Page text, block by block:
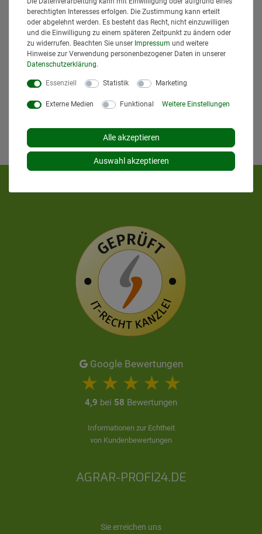
denVersandinformationen.
KUNDENMEINUNGEN
Google Bewertungen
4,9 bei 58 Bewertungen
Informationen zur Echtheit
von Kundenbewertungen
AGRAR-PROFI24.DE
Sie erreichen uns
berechtigten Interesses erfolgen. Die Zustimmung kann erteilt
oder abgelehnt werden. Es besteht das Recht, nicht einzuwilligen
und die Einwilligung zu einem späteren Zeitpunkt zu ändern oder
zu widerrufen. Beachten Sie unser Impressum und weitere
Hinweise zur Verwendung personenbezogener Daten in unserer
Daten­schutz­erklärung.
Essenziell Statistik Marketing
Externe Medien Funktional Weitere Einstellungen
Alle akzeptieren
Auswahl akzeptieren